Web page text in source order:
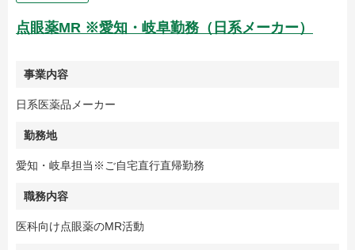
点眼薬MR ※愛知・岐阜勤務（日系メーカー）
事業内容
日系医薬品メーカー
勤務地
愛知・岐阜担当※ご自宅直行直帰勤務
職務内容
医科向け点眼薬のMR活動